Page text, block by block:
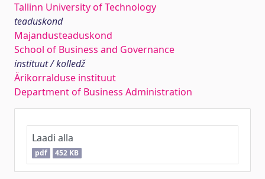
Tallinn University of Technology
teaduskond
Majandusteaduskond
School of Business and Governance
instituut / kolledž
Ärikorralduse instituut
Department of Business Administration
Laadi alla
pdf 452 KB